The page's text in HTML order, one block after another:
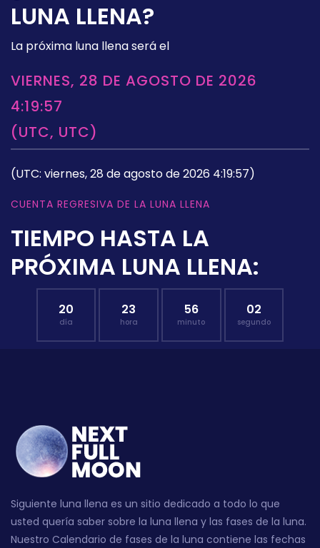
LUNA LLENA?
La próxima luna llena será el
VIERNES, 28 DE AGOSTO DE 2026
4:19:57
(UTC, UTC)
(UTC: viernes, 28 de agosto de 2026 4:19:57)
CUENTA REGRESIVA DE LA LUNA LLENA
TIEMPO HASTA LA
PRÓXIMA LUNA LLENA:
20
día
23
hora
56
minuto
01
segundo
Siguiente luna llena es un sitio dedicado a todo lo que
usted quería saber sobre la luna llena y las fases de la luna.
Nuestro Calendario de fases de la luna contiene las fechas